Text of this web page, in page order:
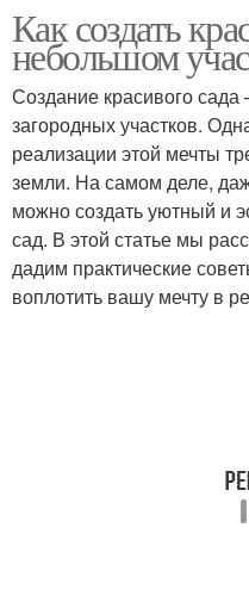
Как создать
небольшом
Создание красивого сада
загородных участков.
реализации этой мечты
земли. На самом деле,
можно создать уютный и
сад. В этой статье мы
дадим практические
воплотить вашу мечту в